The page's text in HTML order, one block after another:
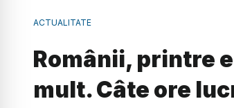
ACTUALITATE
Românii, printre
mult. Câte ore